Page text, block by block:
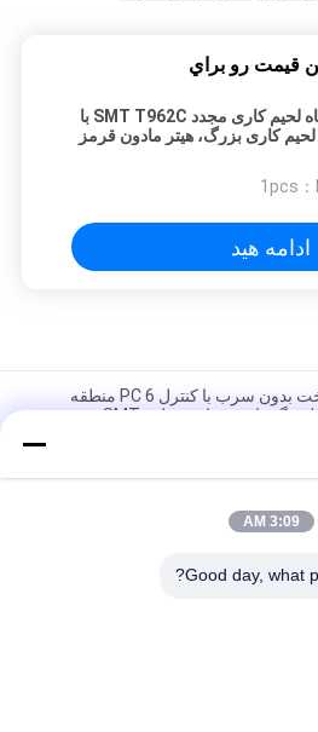
قيمت رو براي
دستگاه لحیم کاری مجدد SMT T962C با
لحیم کاری بزرگ، هیتر مادون قرمز
1pcs
ادامه هید
CHM-PC6635 کوره بازپرداخت بدون سرب با کنترل PC 6 منطقه
3:09 AM
Good day, what